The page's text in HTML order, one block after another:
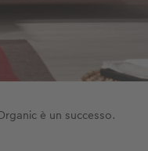
è un successo.